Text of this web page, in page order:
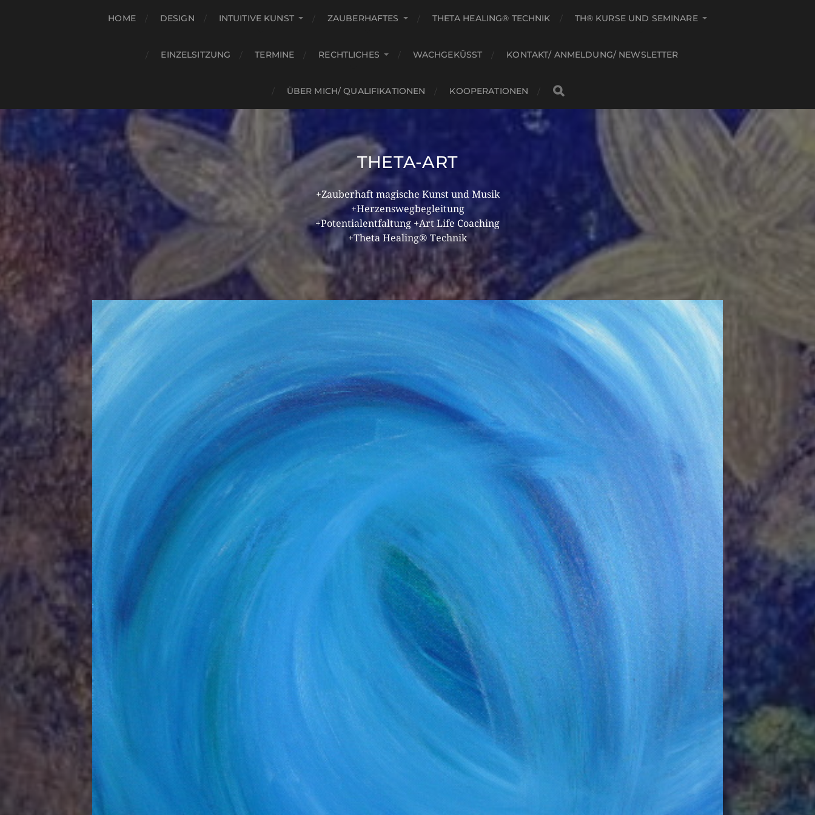
HOME DESIGN INTUITIVE KUNST ZAUBERHAFTES THETA HEALING® TECHNIK TH® KURSE UND SEMINARE
EINZELSITZUNG TERMINE RECHTLICHES WACHGEKÜSST KONTAKT/ ANMELDUNG/ NEWSLETTER
ÜBER MICH/ QUALIFIKATIONEN KOOPERATIONEN
THETA-ART
+Zauberhaft magische Kunst und Musik
+Herzenswegbegleitung
+Potentialentfaltung +Art Life Coaching
+Theta Healing® Technik